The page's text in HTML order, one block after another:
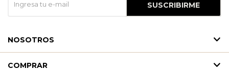
SUSCRIBIRME
NOSOTROS
COMPRAR